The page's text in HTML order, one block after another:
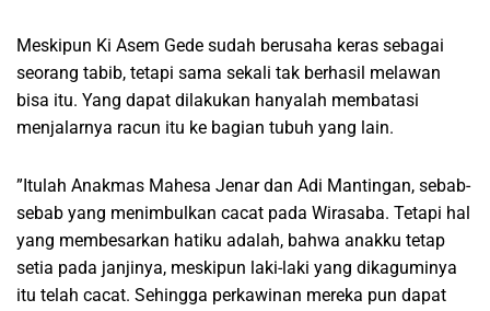
Meskipun Ki Asem Gede sudah berusaha keras sebagai
seorang tabib, tetapi sama sekali tak berhasil melawan
bisa itu. Yang dapat dilakukan hanyalah membatasi
menjalarnya racun itu ke bagian tubuh yang lain.
”Itulah Anakmas Mahesa Jenar dan Adi Mantingan, sebab-
sebab yang menimbulkan cacat pada Wirasaba. Tetapi hal
yang membesarkan hatiku adalah, bahwa anakku tetap
setia pada janjinya, meskipun laki-laki yang dikaguminya
itu telah cacat. Sehingga perkawinan mereka pun dapat